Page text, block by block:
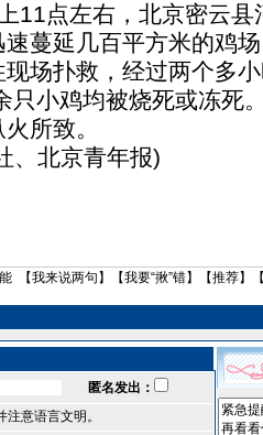
点左右，北京密云县
速蔓延几百平方米的鸡
场扑救，经过两个多
只小鸡均被烧死或冻死
所致。
北京青年报)
【我来说两句 】【我要“揪”错】【推荐】
匿名发出：
意语言文明。